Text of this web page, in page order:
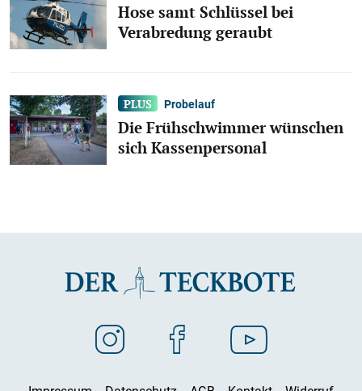
Hose samt Schlüssel bei
Verabredung geraubt
Probelauf
Die Frühschwimmer wünschen
sich Kassenpersonal